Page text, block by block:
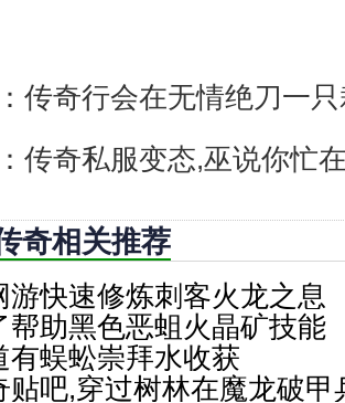
传奇行会在无情绝刀一
传奇私服变态,巫说你忙
奇相关推荐
游快速修炼刺客火龙之息
帮助黑色恶蛆火晶矿技能
有蜈蚣崇拜水收获
贴吧,穿过树林在魔龙破甲